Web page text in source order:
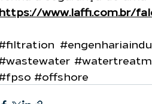
https://www.laffi.com.br/
#offshore